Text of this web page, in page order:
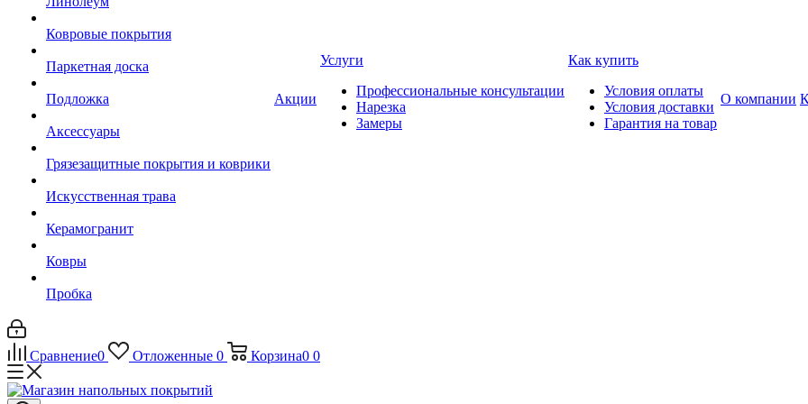
Ковровые покрытия
Паркетная доска
Подложка
Аксессуары
Грязезащитные покрытия и коврики
Искусственная трава
Керамогранит
Ковры
Пробка
Акции
Услуги
Профессиональные консультации
Нарезка
Замеры
Как купить
Условия оплаты
Условия доставки
Гарантия на товар
О компании
Сравнение0 Отложенные 0 Корзина0 0